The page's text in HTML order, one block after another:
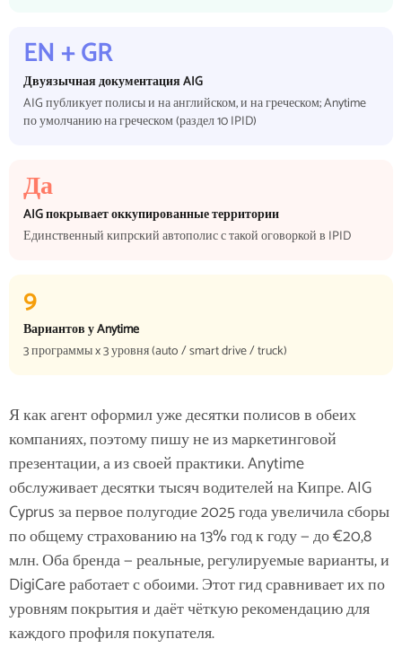
EN + GR
Двуязычная документация AIG
AIG публикует полисы и на английском, и на греческом; Anytime
по умолчанию на греческом (раздел 10 IPID)
Да
AIG покрывает оккупированные территории
Единственный кипрский автополис с такой оговоркой в IPID
9
Вариантов у Anytime
3 программы x 3 уровня (auto / smart drive / truck)
Я как агент оформил уже десятки полисов в обеих
компаниях, поэтому пишу не из маркетинговой
презентации, а из своей практики. Anytime
обслуживает десятки тысяч водителей на Кипре. AIG
Cyprus за первое полугодие 2025 года увеличила сборы
по общему страхованию на 13% год к году — до €20,8
млн. Оба бренда — реальные, регулируемые варианты, и
DigiCare работает с обоими. Этот гид сравнивает их по
уровням покрытия и даёт чёткую рекомендацию для
каждого профиля покупателя.